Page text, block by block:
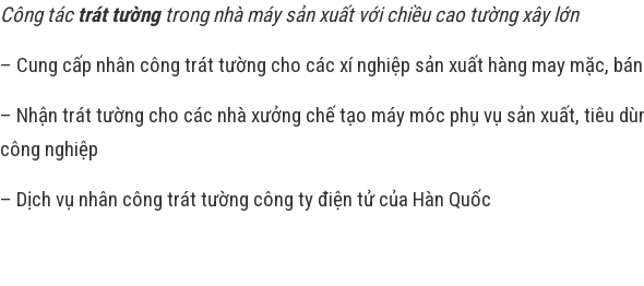
Công tác trát tườngtrong nhà máy sản xuất với chiều cao tường xây lớn
– Cung cấp nhân công trát tường cho các xí nghiệp sản xuất hàng may mặc,
– Nhận trát tường cho các nhà xưởng chế tạo máy móc phụ vụ sản xuất, tiêu
công nghiệp
– Dịch vụ nhân công trát tường công ty điện tử của Hàn Quốc